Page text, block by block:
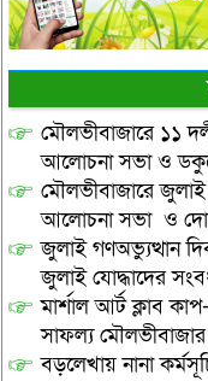
মৌলভীবাজারে ১১
আলোচনা সভা ও
মৌলভীবাজারে জুলাই
আলোচনা সভা ও
জুলাই গণঅভ্যুত্থান
জুলাই যোদ্ধাদের
মার্শাল আর্ট ক্লাব
সাফল্য মৌলভীবাজার
বড়লেখায় নানা